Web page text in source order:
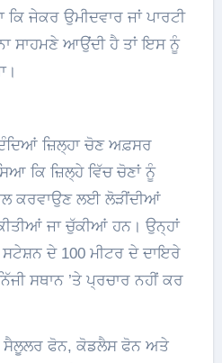
ਜੇਕਰ ਉਮੀਦਵਾਰ ਜਾਂ ਪਾਰਟੀ
ਸਾਹਮਣੇ ਆਉਂਦੀ ਹੈ ਤਾਂ ਇਸ ਨੂੰ
ਜ਼ਿਲ੍ਹਾ ਚੋਣ ਅਫ਼ਸਰ
ਕਿ ਜ਼ਿਲ੍ਹੇ ਵਿੱਚ ਚੋਣਾਂ ਨੂੰ
ਕਰਵਾਉਣ ਲਈ ਲੋੜੀਂਦੀਆਂ
ਕੀਤੀਆਂ ਜਾ ਚੁੱਕੀਆਂ ਹਨ। ਉਨ੍ਹਾਂ
ਸਟੇਸ਼ਨ ਦੇ 100 ਮੀਟਰ ਦੇ ਦਾਇਰੇ
ਸਥਾਨ ’ਤੇ ਪ੍ਰਚਾਰ ਨਹੀਂ ਕਰ
ਸੈਲੂਲਰ ਫੋਨ, ਕੋਡਲੈਸ ਫੋਨ ਅਤੇ